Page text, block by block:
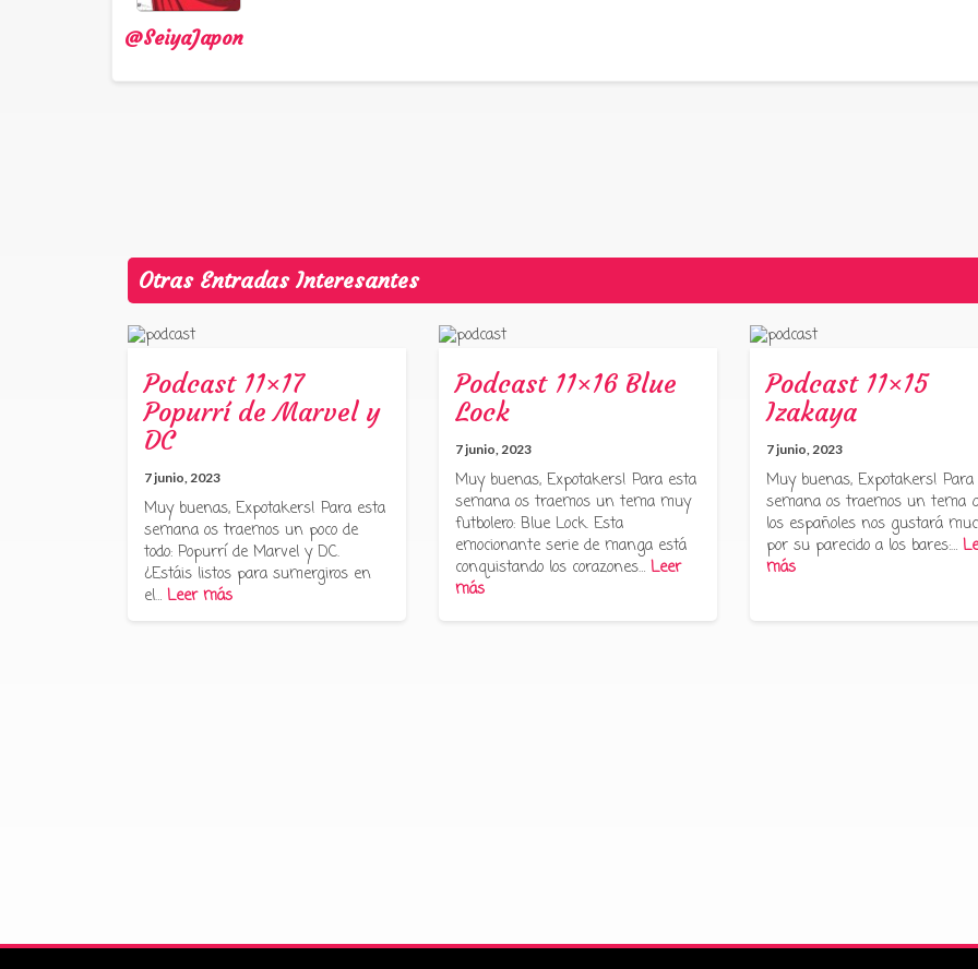
@SeiyaJapon
Otras Entradas Interesantes
Podcast 11×17
Popurrí de Marvel y
DC
7 junio, 2023
Muy buenas, Expotakers! Para esta
semana os traemos un poco de
todo: Popurrí de Marvel y DC.
¿Estáis listos para sumergiros en
el… Leer más
Podcast 11×16 Blue
Lock
7 junio, 2023
Muy buenas, Expotakers! Para esta
semana os traemos un tema muy
futbolero: Blue Lock. Esta
emocionante serie de manga está
conquistando los corazones… Leer
más
Podcast 11×15
Izakaya
7 junio, 2023
Muy buenas, Expotakers!
semana os traemos un tema
los españoles nos gustará
por su parecido a los bares:…
más